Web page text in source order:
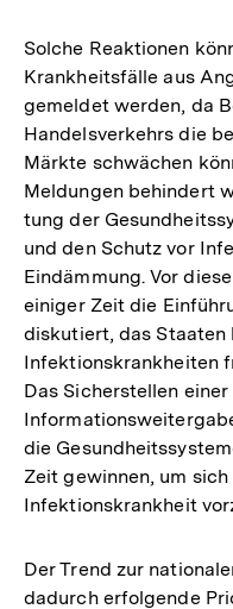
Solche Reaktionen
Krankheitsfälle aus
gemeldet werden, da
Handelsverkehrs die
Märkte schwächen
Meldungen behindert
tung der
und den Schutz vor
Eindämmung. Vor
einiger Zeit die
diskutiert, das Staaten
Infektionskrankheiten
Das Sicherstellen
die
Zeit gewinnen, um
Infektionskrankheit
Der Trend zur
dadurch erfolgende